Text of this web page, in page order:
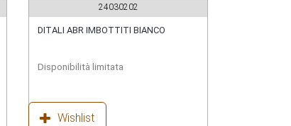
24030202
DITALI ABR IMBOTTITI BIANCO
Disponibilità limitata
Wishlist